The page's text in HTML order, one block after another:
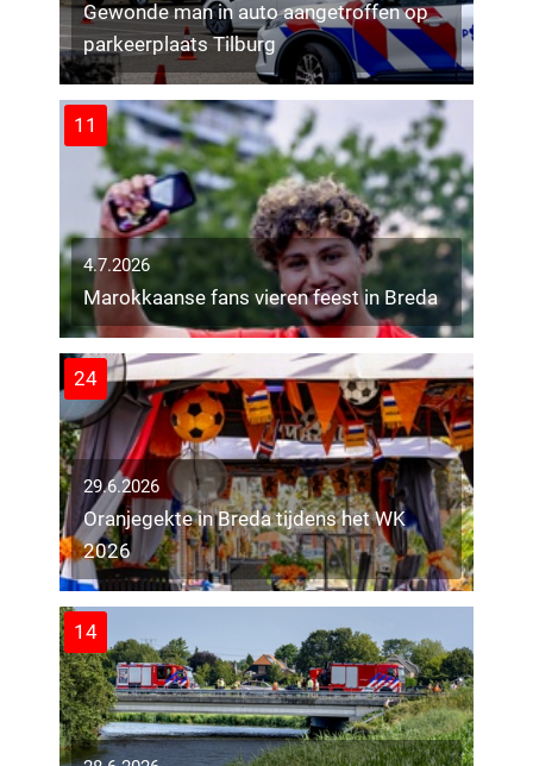
Gewonde man in auto aangetroffen op
parkeerplaats Tilburg
11
4.7.2026
Marokkaanse fans vieren feest in Breda
24
29.6.2026
Oranjegekte in Breda tijdens het WK
2026
14